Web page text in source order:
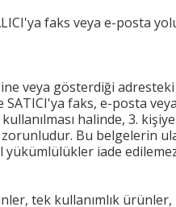
faks veya e-posta
veya gösterdiği
SATICI'ya faks, e-posta
kullanılması halinde, 3.
Bu belgelerin
iade
tek kullanımlık